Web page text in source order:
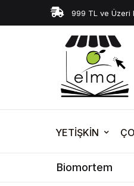
999 TL ve Üzeri
YETİŞKİN
Biomortem